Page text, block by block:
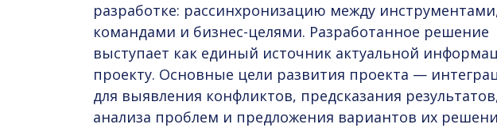
разработке: рассинхронизацию между
командами и бизнес-целями. Разработанное решение
выступает как единый источник актуальной
проекту. Основные цели развития проекта —
для выявления конфликтов, предсказания
анализа проблем и предложения вариантов их